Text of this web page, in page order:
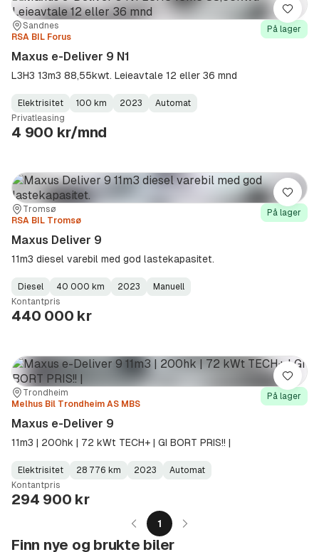
Sted:
Sandnes
Forhandler:
RSA BIL Forus
På lager
Maxus e-Deliver 9 N1
L3H3 13m3 88,55kwt. Leieavtale 12 eller 36 mnd
Fuel
Type:
Elektrisitet
Kilometerstand :
100 km
Model
Year:
2023
Gearbox
Type:
Automat
Privatleasing
4 900 kr/mnd
Lagre
Sted:Tromsø
Forhandler:
RSA BIL Tromsø
På lager
Maxus Deliver 9
11m3 diesel varebil med god lastekapasitet.
Fuel
Type:
Diesel
Kilometerstand:
40 000 km
Model
Year:
2023
Gearbox
Type:
Manuell
Kontantpris
440 000 kr
Lagre
Sted:Trondheim
Forhandler:
Melhus Bil Trondheim AS MBS
På lager
Maxus e-Deliver 9
11m3 | 200hk | 72 kWt TECH+ | GI BORT PRIS!! |
Fuel
Type:
Elektrisitet
Kilometerstand28 776 km
Model
Year:
2023
Gearbox
Type:
Automat
Kontantpris
294 900 kr
Lagre
1
Finn nye og brukte biler